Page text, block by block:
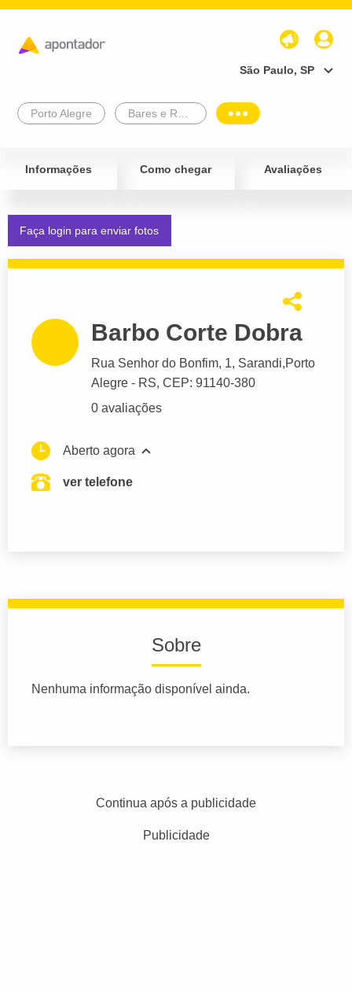
São Paulo, SP
Porto Alegre
Informações Como chegar Avaliações
Faça login para enviar fotos
Barbo Corte Dobra
Rua Senhor do Bonfim, 1, Sarandi,Porto
Alegre - RS, CEP: 91140-380
0 avaliações
Aberto agora
ver telefone
Sobre
Nenhuma informação disponível ainda.
Continua após a publicidade
Publicidade